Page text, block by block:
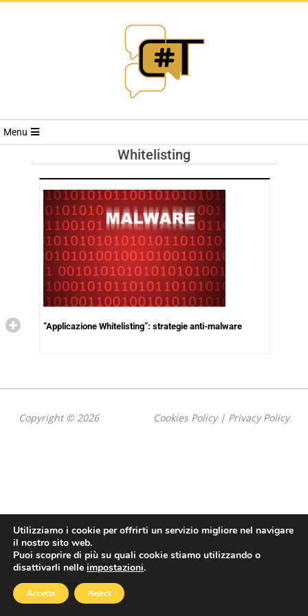
RIVISTA
TRENDS
Menu
Whitelisting
”Applicazione Whitelisting”: strategie anti-malware
Copyright © 2026 Cookies Policy| Privacy Policy
Utilizziamo i cookie per offrirti un servizio migliore nel navigare
il nostro sito web.
Puoi scoprire di più su quali cookie stiamo utilizzando o
disattivarli nelle impostazioni.
Accetta Reject